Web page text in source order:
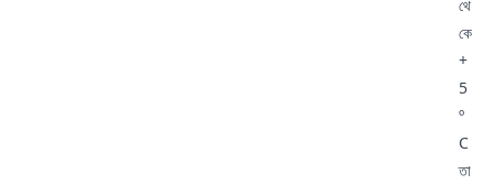
থে
কে
+
5
º
C
তা